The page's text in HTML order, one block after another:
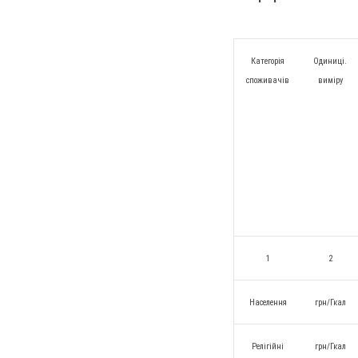
Категорія
споживачів
Одиниці.
виміру
1 2
Населення грн/Гкал
Релігійні грн/Гкал